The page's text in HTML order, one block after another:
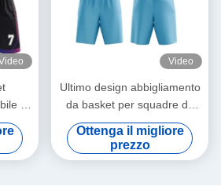
in
Video
Ultimo design abbigliamento
da basket per squadre da
uomo, servizi OEM, divise da
basket personalizzate con
stampa a sublimazione,
Ottenga il migliore
prezzo